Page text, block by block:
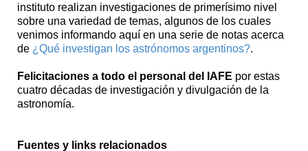
instituto realizan investigaciones de primerísimo nivel
sobre una variedad de temas, algunos de los cuales
venimos informando aquí en una serie de notas acerca
de ¿Qué investigan los astrónomos argentinos?.
Felicitaciones a todo el personal del IAFE por estas
cuatro décadas de investigación y divulgación de la
astronomía.
Fuentes y links relacionados